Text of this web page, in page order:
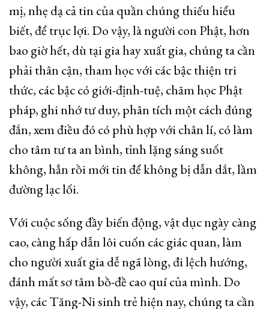
mị, nhẹ dạ cả tin của quần chúng thiếu hiểu
biết, để trục lợi. Do vậy, là người con Phật, hơn
bao giờ hết, dù tại gia hay xuất gia, chúng ta cần
phải thân cận, tham học với các bậc thiện tri
thức, các bậc có giới-định-tuệ, chăm học Phật
pháp, ghi nhớ tư duy, phân tích một cách đúng
đắn, xem điều đó có phù hợp với chân lí, có làm
cho tâm tư ta an bình, tỉnh lặng sáng suốt
không, hẳn rồi mới tin để không bị dẫn dắt, lầm
đường lạc lối.
Với cuộc sống đầy biến động, vật dục ngày càng
cao, càng hấp dẫn lôi cuốn các giác quan, làm
cho người xuất gia dễ ngã lòng, đi lệch hướng,
đánh mất sơ tâm bồ-đề cao quí của mình. Do
vậy, các Tăng-Ni sinh trẻ hiện nay, chúng ta cần